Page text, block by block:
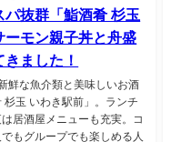
パ抜群「鮨酒肴 杉玉
ーモン親子丼と舟盛
ました！
鮮な魚介類と美味しいお酒
杉玉 いわき駅前」。ランチ
居酒屋メニューも充実。コ
もグループでも楽しめる人